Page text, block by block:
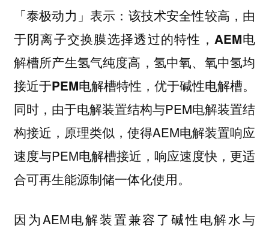
「泰极动力」表示： 该技术安全性较高，由
于阴离子交换膜选择透过的特性，AEM电
解槽所产生氢气纯度高，氢中氧、氧中氢均
接近于PEM电解槽特性，优于碱性电解槽。
同时，由于电解装置结构与PEM电解装置结
构接近，原理类似，使得AEM电解装置响应
速度与PEM电解槽接近，响应速度快，更适
合可再生能源制储一体化使用。
因为AEM电解装置兼容了碱性电解水与